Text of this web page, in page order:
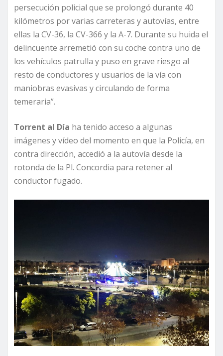
persecución policial que se prolongó durante 40
kilómetros por varias carreteras y autovías, entre
ellas la CV-36, la CV-366 y la A-7. Durante su huida el
delincuente arremetió con su coche contra uno de
los vehículos patrulla y puso en grave riesgo al
resto de conductores y usuarios de la vía con
maniobras evasivas y circulando de forma
temeraria”.
Torrent al Día ha tenido acceso a algunas
imágenes y vídeo del momento en que la Policía, en
contra dirección, accedió a la autovía desde la
rotonda de la Pl. Concordia para retener al
conductor fugado.